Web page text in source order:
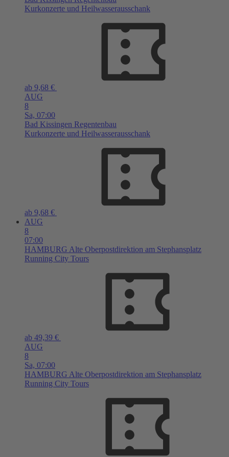
Kurkonzerte und Heilwasserausschank
ab 9,68 €
AUG
8
Sa, 07:00
Bad Kissingen Regentenbau
Kurkonzerte und Heilwasserausschank
ab 9,68 €
AUG
8
07:00
HAMBURG Alte Oberpostdirektion am Stephansplatz
Running City Tours
ab 49,39 €
AUG
8
Sa, 07:00
HAMBURG Alte Oberpostdirektion am Stephansplatz
Running City Tours